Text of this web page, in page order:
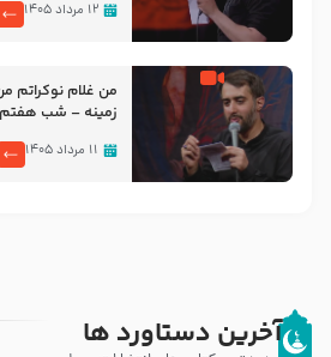
۱۲ مرداد ۱۴۰۵
من غلام نوکراتم
۱۱ مرداد ۱۴۰۵
آخرین دستاورد ها